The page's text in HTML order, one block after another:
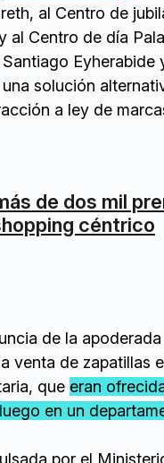
al Centro de
al Centro de día
solución
a ley de
de dos mil
céntrico
de la
venta de zapatillas
que eran
en un
por el